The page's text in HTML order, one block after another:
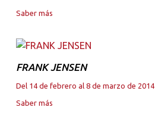
Saber más
FRANK JENSEN
Del 14 de febrero al 8 de marzo de 2014
Saber más